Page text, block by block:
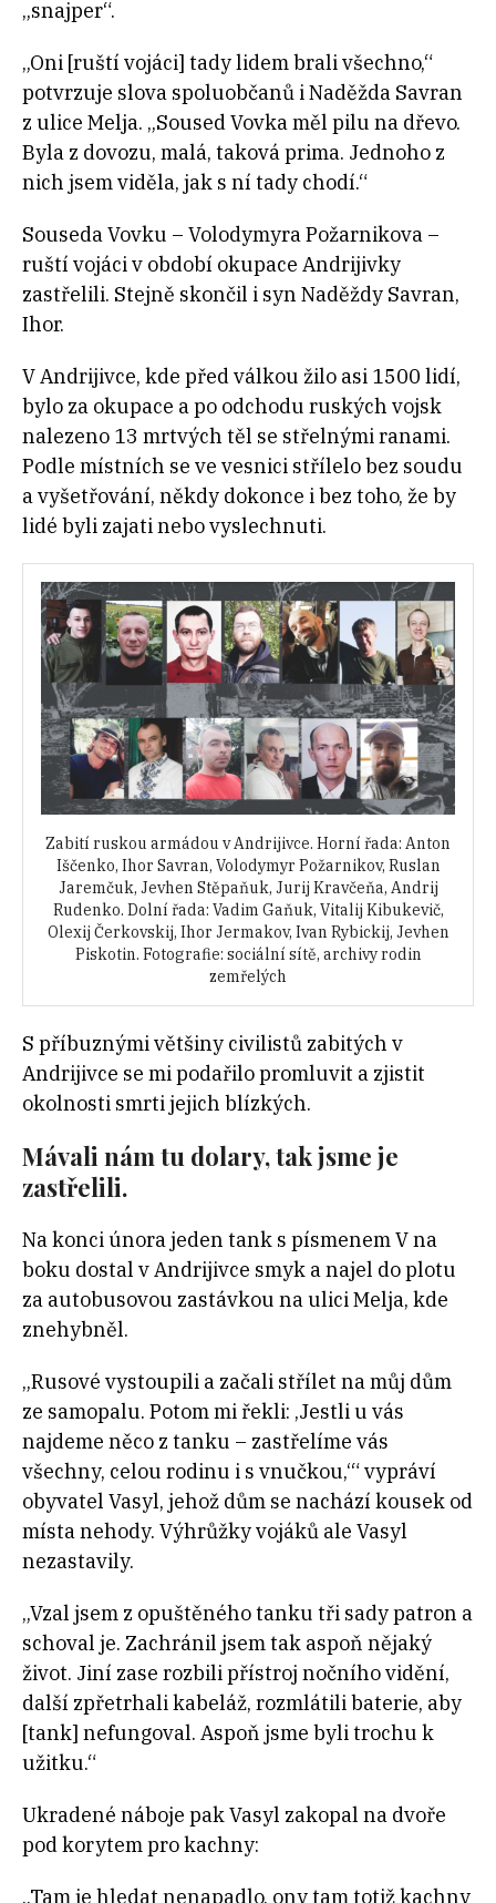
„snajper“.
„Oni [ruští vojáci] tady lidem brali všechno,“
potvrzuje slova spoluobčanů i Naděžda Savran
z ulice Melja. „Soused Vovka měl pilu na dřevo.
Byla z dovozu, malá, taková prima. Jednoho z
nich jsem viděla, jak s ní tady chodí.“
Souseda Vovku – Volodymyra Požarnikova –
ruští vojáci v období okupace Andrijivky
zastřelili. Stejně skončil i syn Naděždy Savran,
Ihor.
V Andrijivce, kde před válkou žilo asi 1500 lidí,
bylo za okupace a po odchodu ruských vojsk
nalezeno 13 mrtvých těl se střelnými ranami.
Podle místních se ve vesnici střílelo bez soudu
a vyšetřování, někdy dokonce i bez toho, že by
lidé byli zajati nebo vyslechnuti.
Zabití ruskou armádou v Andrijivce. Horní řada: Anton
Iščenko, Ihor Savran, Volodymyr Požarnikov, Ruslan
Jaremčuk, Jevhen Stěpaňuk, Jurij Kravčeňa, Andrij
Rudenko. Dolní řada: Vadim Gaňuk, Vitalij Kibukevič,
Olexij Čerkovskij, Ihor Jermakov, Ivan Rybickij, Jevhen
Piskotin. Fotografie: sociální sítě, archivy rodin
zemřelých
S příbuznými většiny civilistů zabitých v
Andrijivce se mi podařilo promluvit a zjistit
okolnosti smrti jejich blízkých.
Mávali nám tu dolary, tak jsme je
zastřelili.
Na konci února jeden tank s písmenem V na
boku dostal v Andrijivce smyk a najel do plotu
za autobusovou zastávkou na ulici Melja, kde
znehybněl.
„Rusové vystoupili a začali střílet na můj dům
ze samopalu. Potom mi řekli: ‚Jestli u vás
najdeme něco z tanku – zastřelíme vás
všechny, celou rodinu i s vnučkou,‘“ vypráví
obyvatel Vasyl, jehož dům se nachází kousek od
místa nehody. Výhrůžky vojáků ale Vasyl
nezastavily.
„Vzal jsem z opuštěného tanku tři sady patron a
schoval je. Zachránil jsem tak aspoň nějaký
život. Jiní zase rozbili přístroj nočního vidění,
další zpřetrhali kabeláž, rozmlátili baterie, aby
[tank] nefungoval. Aspoň jsme byli trochu k
užitku.“
Ukradené náboje pak Vasyl zakopal na dvoře
pod korytem pro kachny:
„Tam je hledat nenapadlo, ony tam totiž kachny